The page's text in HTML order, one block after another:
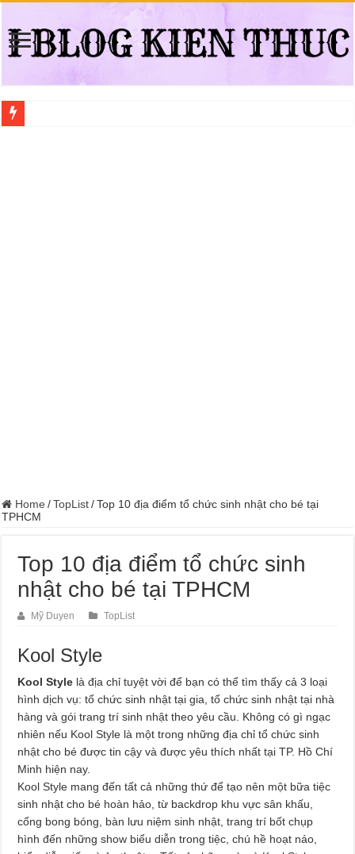
Home / TopList / Top 10 địa điểm tổ chức sinh nhật cho bé tại
TPHCM
Top 10 địa điểm tổ chức sinh
nhật cho bé tại TPHCM
Mỹ Duyen TopList
Kool Style
Kool Style là địa chỉ tuyệt vời để bạn có thể tìm thấy cả 3 loại
hình dịch vụ: tổ chức sinh nhật tại gia, tổ chức sinh nhật tại nhà
hàng và gói trang trí sinh nhật theo yêu cầu. Không có gì ngạc
nhiên nếu Kool Style là một trong những địa chỉ tổ chức sinh
nhật cho bé được tin cậy và được yêu thích nhất tại TP. Hồ Chí
Minh hiện nay.
Kool Style mang đến tất cả những thứ để tạo nên một bữa tiệc
sinh nhật cho bé hoàn hảo, từ backdrop khu vực sân khấu,
cổng bong bóng, bàn lưu niệm sinh nhật, trang trí bốt chụp
hình đến những show biểu diễn trong tiệc, chú hề hoạt náo,